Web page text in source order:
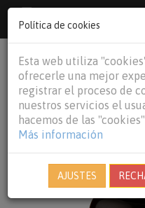
€Baleares y
Política de cookies
Esta web utiliza
ofrecerle una mejor
registrar el proceso de
nuestros servicios el
hacemos de las "cookies"
Más información
AJUSTES